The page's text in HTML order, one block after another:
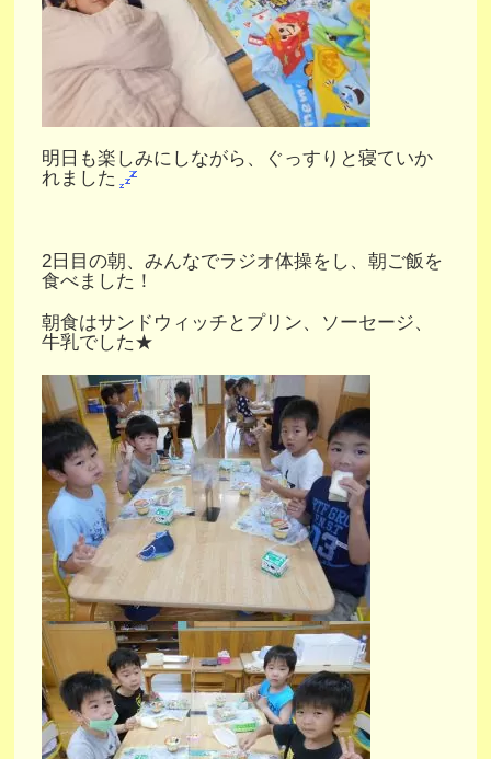
明日も楽しみにしながら、ぐっすりと寝ていか
れました
2日目の朝、みんなでラジオ体操をし、朝ご飯を
食べました！
朝食はサンドウィッチとプリン、ソーセージ、
牛乳でした★